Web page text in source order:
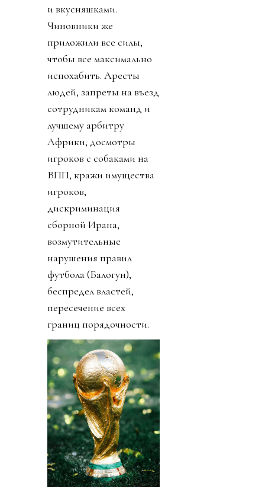
и вкусняшками.
Чиновники же
приложили все силы,
чтобы все максимально
испохабить. Аресты
людей, запреты на въезд
сотрудникам команд и
лучшему арбитру
Африки, досмотры
игроков с собаками на
ВПП, кражи имущества
игроков,
дискриминация
сборной Ирана,
возмутительные
нарушения правил
футбола (Балогун),
беспредел властей,
пересечение всех
границ порядочности.